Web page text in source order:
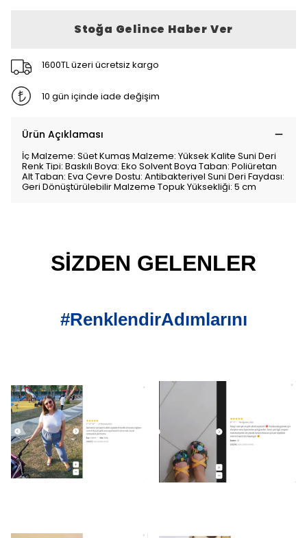
Stoğa Gelince Haber Ver
1600TL üzeri ücretsiz kargo
10 gün içinde iade değişim
Ürün Açıklaması
İç Malzeme: Süet Kumaş Malzeme: Yüksek Kalite Suni Deri
Renk Tipi: Baskılı Boya: Eko Solvent Boya Taban: Poliüretan
Alt Taban: Eva Çevre Dostu: Antibakteriyel Suni Deri Faydası:
Geri Dönüştürülebilir Malzeme Topuk Yüksekliği: 5 cm
SİZDEN GELENLER
#RenklendirAdımlarını